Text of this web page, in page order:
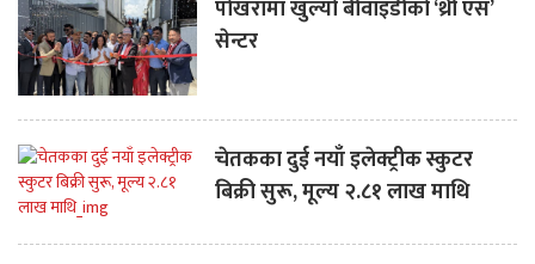
पोखरामा खुल्यो बीवाइडीको ‘थ्री एस’
सेन्टर
चेतकका दुई नयाँ इलेक्ट्रीक स्कुटर
बिक्री सुरू, मूल्य २.८१ लाख माथि